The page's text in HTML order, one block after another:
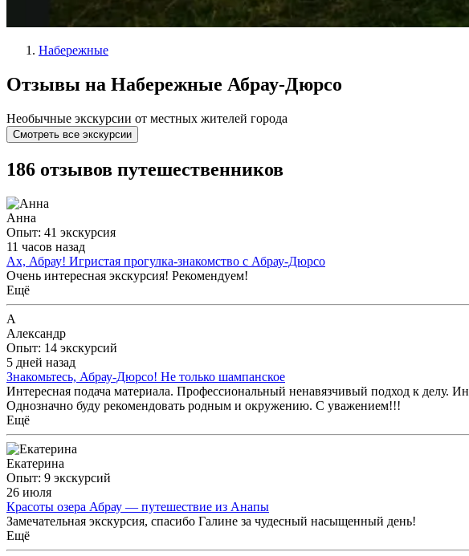
Набережные
Отзывы на Набережные Абрау-Дюрсо
Необычные экскурсии от местных жителей города
Смотреть все экскурсии
186 отзывов путешественников
Анна
Опыт: 41 экскурсия
11 часов назад
Ах, Абрау! Игристая прогулка-знакомство с Абрау-Дюрсо
Очень интересная экскурсия! Рекомендуем!
Ещё
А
Александр
Опыт: 14 экскурсий
5 дней назад
Знакомьтесь, Абрау-Дюрсо! Не только шампанское
Интересная подача материала. Профессиональный ненавязчивый подход к
Однозначно буду рекомендовать родным и окружению. С уважением!!!
Ещё
Екатерина
Опыт: 9 экскурсий
26 июля
Красоты озера Абрау — путешествие из Анапы
Замечательная экскурсия, спасибо Галине за чудесный насыщенный день!
Ещё